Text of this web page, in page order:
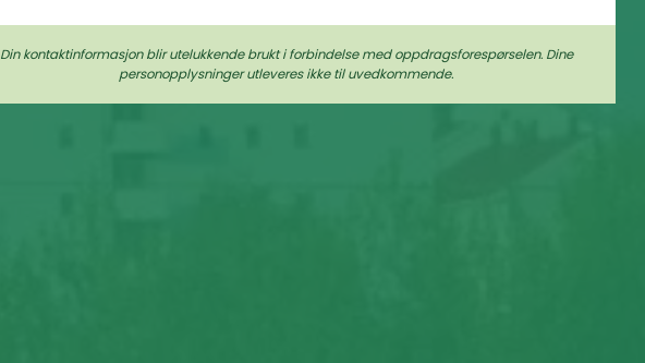
Din kontaktinformasjon blir utelukkende brukt i forbindelse med oppdragsforespørselen. Dine
personopplysninger utleveres ikke til uvedkommende.